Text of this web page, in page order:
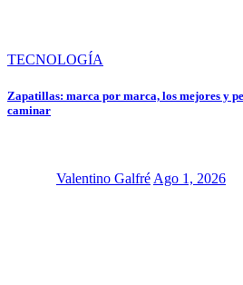
TECNOLOGÍA
Zapatillas: marca por marca, los mejores y
caminar
Valentino Galfré Ago 1, 2026